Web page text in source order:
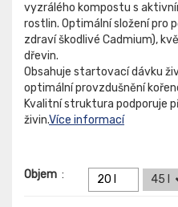
vyzrálého kompostu s
rostlin. Optimální složení pro
zdraví škodlivé Cadmium),
dřevin.
Obsahuje startovací dávku
optimální provzdušnění
Kvalitní struktura podporuje
živin.Více informací
Objem : 20 l 45 l